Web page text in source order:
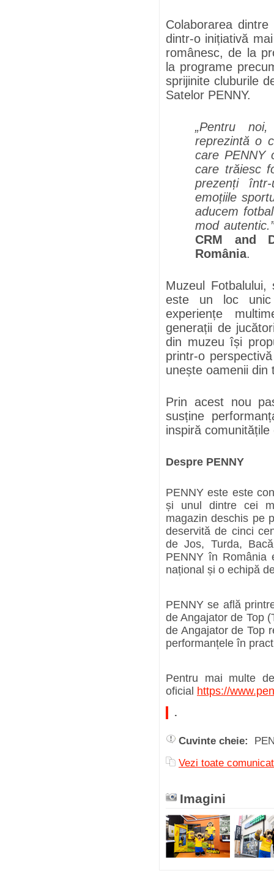
Colaborarea
dintr-o inițiativă
românesc, de la
la programe
sprijinite cluburile
Satelor PENNY.
„Pentru
reprezintă o
care PENNY
care trăiesc
prezenți
emoțiile
aducem
mod
CRM and
România.
Muzeul
este un loc unic
experiențe
generații de
din muzeu își
printr-o
unește oamenii din
Prin acest nou
susține
inspiră
Despre PENNY
PENNY este este
și unul dintre cei
magazin deschis pe
deservită de cinci
de Jos, Turda,
PENNY în România
național și o echipă
PENNY se află
de Angajator de Top
de Angajator de Top
performanțele în
Pentru mai multe
oficial https://
.
Cuvinte cheie:
Vezi toate
Imagini